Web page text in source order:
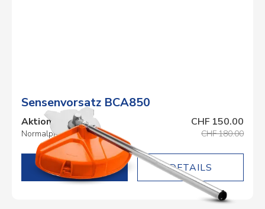
Sensenvorsatz BCA850
Aktionspreis CHF 150.00
Normalpreis CHF 180.00
DETAILS